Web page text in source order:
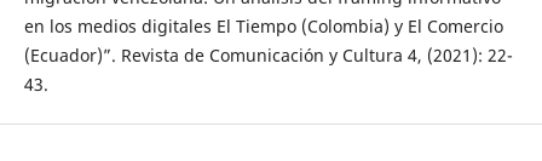
en los medios digitales El Tiempo (Colombia) y El Comercio
(Ecuador)”. Revista de Comunicación y Cultura 4, (2021): 22-
43.